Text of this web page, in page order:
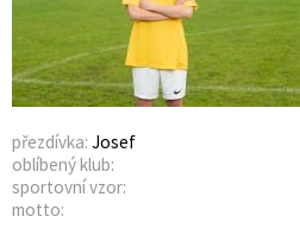
přezdívka: Josef
oblíbený klub:
sportovní vzor:
motto: